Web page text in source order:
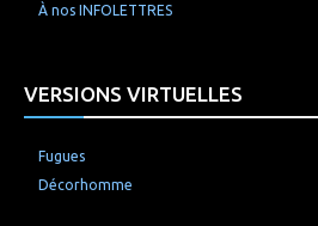
À nos INFOLETTRES
VERSIONS VIRTUELLES
Fugues
Décorhomme